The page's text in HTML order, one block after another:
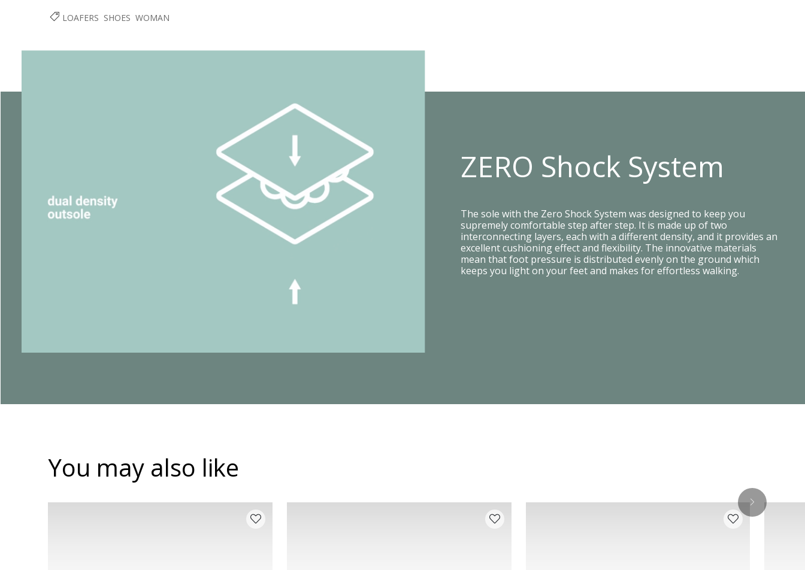
LOAFERS SHOES WOMAN
ZERO Shock System
The sole with the Zero Shock System was designed to keep you
supremely comfortable step after step. It is made up of two
interconnecting layers, each with a different density, and it provides an
excellent cushioning effect and flexibility. The innovative materials
mean that foot pressure is distributed evenly on the ground which
keeps you light on your feet and makes for effortless walking.
You may also like